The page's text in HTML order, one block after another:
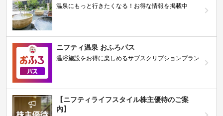
温泉にもっと行きたくなる！お得な情報を掲載中
ニフティ温泉 おふろパス
温浴施設をお得に楽しめるサブスクリプションプラン
【ニフティライフスタイル株主優待のご案
内】